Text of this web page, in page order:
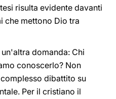
risulta evidente davanti
che mettono Dio tra
domanda: Chi
conoscerlo? Non
dibattito su
Per il cristiano il